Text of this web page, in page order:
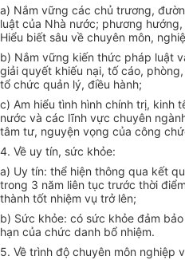
a) Nắm vững các chủ trương,
luật của Nhà nước; phương
Hiểu biết sâu về chuyên môn,
b) Nắm vững kiến thức pháp luật
giải quyết khiếu nại, tố cáo,
tổ chức quản lý, điều hành;
c) Am hiểu tình hình chính trị, kinh
nước và các lĩnh vực chuyên
tâm tư, nguyện vọng của công
4. Về uy tín, sức khỏe:
a) Uy tín: thể hiện thông qua kết
trong 3 năm liên tục trước thời
thành tốt nhiệm vụ trở lên;
b) Sức khỏe: có sức khỏe đảm
hạn của chức danh bổ nhiệm.
5. Về trình độ chuyên môn nghiệp